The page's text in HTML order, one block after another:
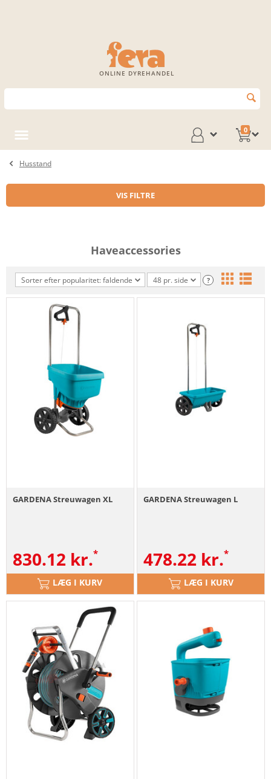
ONLINE DYREHANDEL
0
Husstand
VIS FILTRE
Haveaccessories
Sorter efter popularitet: faldende 48 pr. side ?
GARDENA Streuwagen XL
830.12 kr.
LÆG I KURV
GARDENA Streuwagen L
478.22 kr.
LÆG I KURV